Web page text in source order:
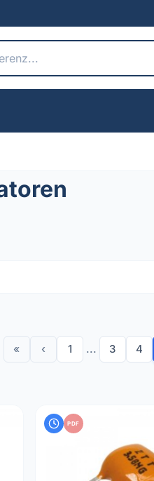
« ‹ 1 ... 3 4
PDF